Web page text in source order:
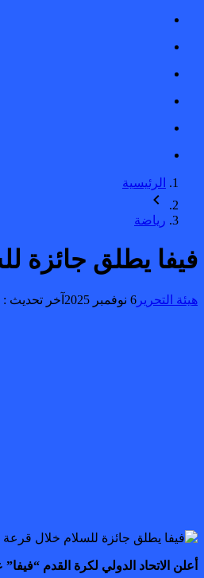
الرئيسية
رياضة
فيفا يطلق جائزة
هيئة التحرير 6 نوفمبر 2025 آخر تحديث :
أعلن الاتحاد الدولي لكرة القدم “فيفا” عن